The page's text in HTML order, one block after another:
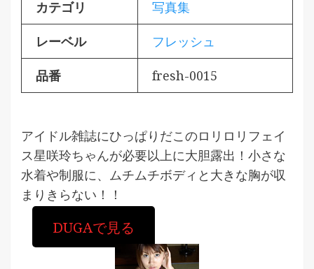
カテゴリ 写真集
レーベル フレッシュ
品番 fresh-0015
アイドル雑誌にひっぱりだこのロリロリフェイ
ス星咲玲ちゃんが必要以上に大胆露出！小さな
水着や制服に、ムチムチボディと大きな胸が収
まりきらない！！
DUGAで見る